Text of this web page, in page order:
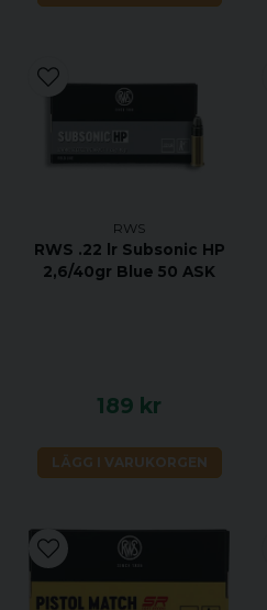
RWS
RWS .22 lr Subsonic HP
2,6/40gr Blue 50 ASK
189 kr
LÄGG I VARUKORGEN